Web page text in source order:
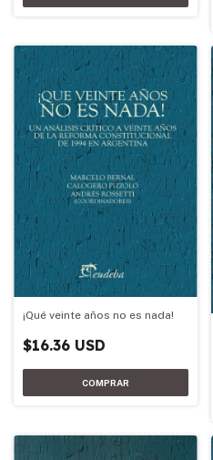
¡Qué veinte años no es nada!
$16.36 USD